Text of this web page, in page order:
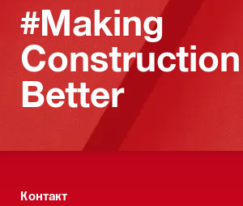
#Making
Construction
Better
Контакт